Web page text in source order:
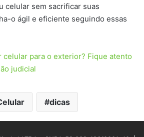
celular sem sacrificar suas
o ágil e eficiente seguindo essas
celular para o exterior? Fique atento
judicial
dicas